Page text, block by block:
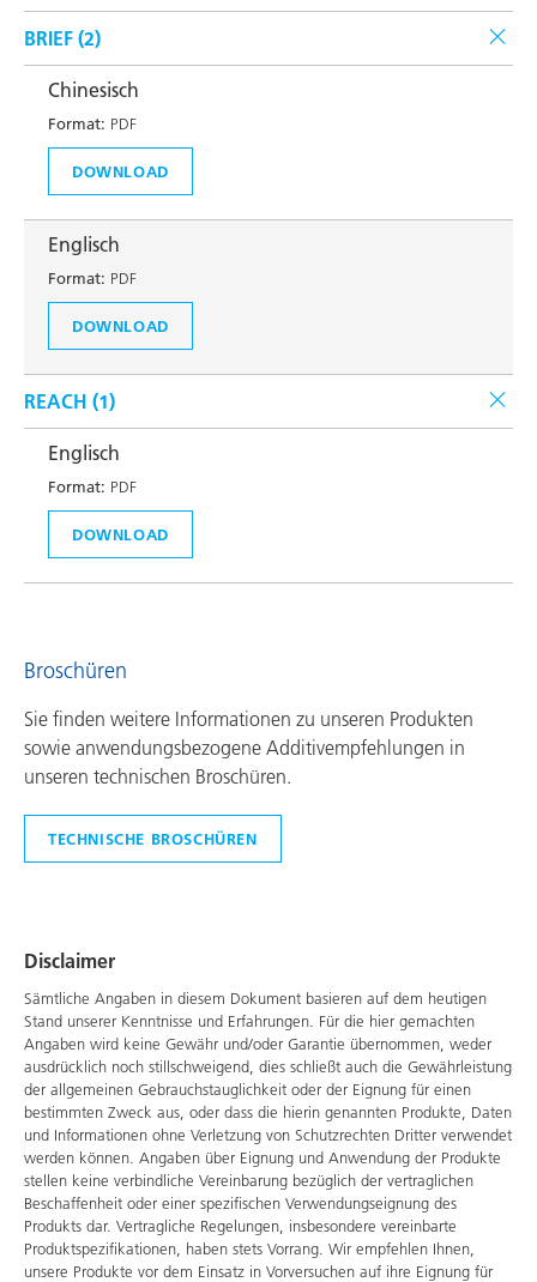
BRIEF (2)
Chinesisch
Format: PDF
DOWNLOAD
Englisch
Format: PDF
DOWNLOAD
REACH (1)
Englisch
Format: PDF
DOWNLOAD
Broschüren
Sie finden weitere Informationen zu unseren Produkten
sowie anwendungsbezogene Additivempfehlungen in
unseren technischen Broschüren.
TECHNISCHE BROSCHÜREN
Disclaimer
Sämtliche Angaben in diesem Dokument basieren auf dem heutigen
Stand unserer Kenntnisse und Erfahrungen. Für die hier gemachten
Angaben wird keine Gewähr und/oder Garantie übernommen, weder
ausdrücklich noch stillschweigend, dies schließt auch die Gewährleistung
der allgemeinen Gebrauchstauglichkeit oder der Eignung für einen
bestimmten Zweck aus, oder dass die hierin genannten Produkte, Daten
und Informationen ohne Verletzung von Schutzrechten Dritter verwendet
werden können. Angaben über Eignung und Anwendung der Produkte
stellen keine verbindliche Vereinbarung bezüglich der vertraglichen
Beschaffenheit oder einer spezifischen Verwendungseignung des
Produkts dar. Vertragliche Regelungen, insbesondere vereinbarte
Produktspezifikationen, haben stets Vorrang. Wir empfehlen Ihnen,
unsere Produkte vor dem Einsatz in Vorversuchen auf ihre Eignung für